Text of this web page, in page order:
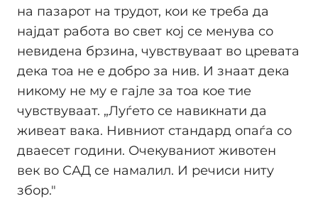
на пазарот на трудот, кои ке треба да
најдат работа во свет кој се менува со
невидена брзина, чувствуваат во цревата
дека тоа не е добро за нив. И знаат дека
никому не му е гајле за тоа кое тие
чувствуваат. „Луѓето се навикнати да
живеат вака. Нивниот стандард опаѓа со
дваесет години. Очекуваниот животен
век во САД се намалил. И речиси ниту
збор."